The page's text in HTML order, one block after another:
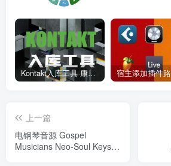
Kontakt入库工具 康泰克入库教程
上一篇
电钢琴音源 Gospel
Musicians Neo-Soul Keys 4